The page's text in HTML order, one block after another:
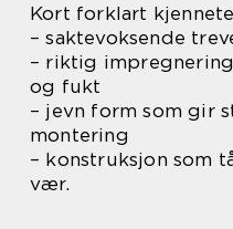
Kort forklart
– saktevoksende
– riktig
og fukt
– jevn form som gir
montering
– konstruksjon som
vær.